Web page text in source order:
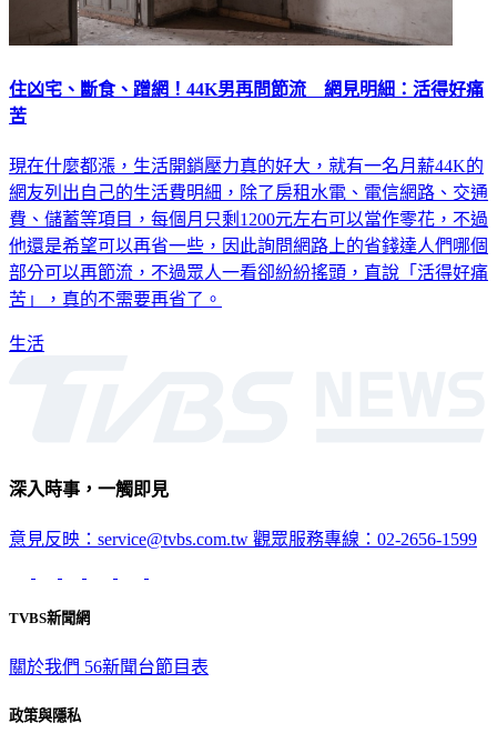
住凶宅、斷食、蹭網！44K男再問節流 網見明細：活得好痛
苦
現在什麼都漲，生活開銷壓力真的好大，就有一名月薪44K的
網友列出自己的生活費明細，除了房租水電、電信網路、交通
費、儲蓄等項目，每個月只剩1200元左右可以當作零花，不過
他還是希望可以再省一些，因此詢問網路上的省錢達人們哪個
部分可以再節流，不過眾人一看卻紛紛搖頭，直說「活得好痛
苦」，真的不需要再省了。
生活
深入時事，一觸即見
意見反映：service@tvbs.com.tw 觀眾服務專線：02-2656-1599
TVBS新聞網
關於我們 56新聞台節目表
政策與隱私